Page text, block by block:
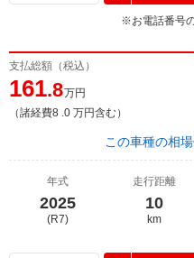
※お電話番号
支払総額（税込）
161.8万円
（諸経費8 .0 万円含む）
この車種の相
年式
2025
(R7)
走行距離
10
km